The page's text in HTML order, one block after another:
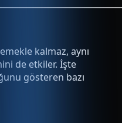
kalmaz, aynı
de etkiler. İşte
gösteren bazı